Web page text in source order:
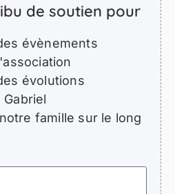
de soutien pour
évènements
évolutions
famille sur le long